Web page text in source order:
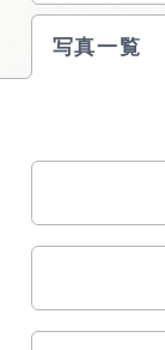
グルメ
写真一覧